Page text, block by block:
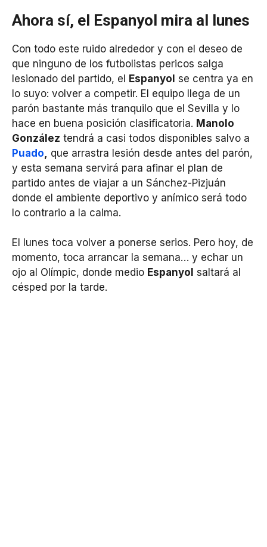
Ahora sí, el Espanyol mira al lunes
Con todo este ruido alrededor y con el deseo de
que ninguno de los futbolistas pericos salga
lesionado del partido, el Espanyol se centra ya en
lo suyo: volver a competir. El equipo llega de un
parón bastante más tranquilo que el Sevilla y lo
hace en buena posición clasificatoria. Manolo
González tendrá a casi todos disponibles salvo a
Puado
que arrastra lesión desde antes del parón,
y esta semana servirá para afinar el plan de
partido antes de viajar a un Sánchez-Pizjuán
donde el ambiente deportivo y anímico será todo
lo contrario a la calma.
El lunes toca volver a ponerse serios. Pero hoy, de
momento, toca arrancar la semana… y echar un
ojo al Olímpic, donde medio Espanyol saltará al
césped por la tarde.